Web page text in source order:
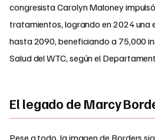
congresista Carolyn Maloney
tratamientos, logrando en 2024 una
hasta 2090, beneficiando a 75,000
Salud del WTC, según el
El legado de Marcy
Pese a todo, la imagen de Borders